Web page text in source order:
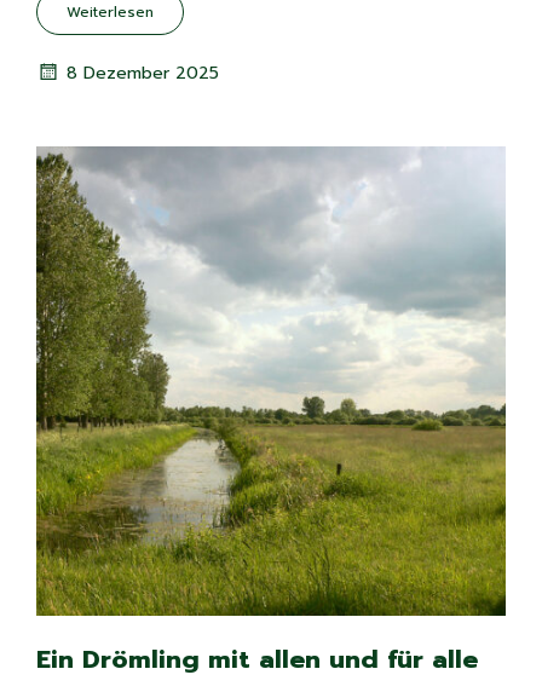
Weiterlesen
8 Dezember 2025
Ein Drömling mit allen und für alle